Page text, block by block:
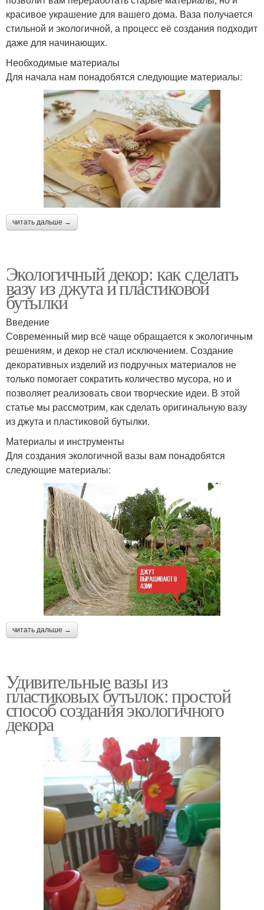
красивое украшение для вашего дома. Ваза получается
стильной и экологичной, а процесс её создания подходит
даже для начинающих.
Необходимые материалы
Для начала нам понадобятся следующие материалы:
читать дальше →
Экологичный декор: как сделать
вазу из джута и пластиковой
бутылки
Введение
Современный мир всё чаще обращается к экологичным
решениям, и декор не стал исключением. Создание
декоративных изделий из подручных материалов не
только помогает сократить количество мусора, но и
позволяет реализовать свои творческие идеи. В этой
статье мы рассмотрим, как сделать оригинальную вазу
из джута и пластиковой бутылки.
Материалы и инструменты
Для создания экологичной вазы вам понадобятся
следующие материалы:
читать дальше →
Удивительные вазы из
пластиковых бутылок: простой
способ создания экологичного
декора